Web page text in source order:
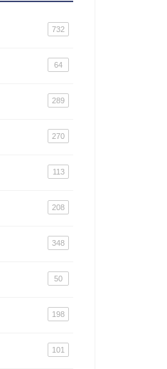
732
64
289
270
113
208
348
50
198
101